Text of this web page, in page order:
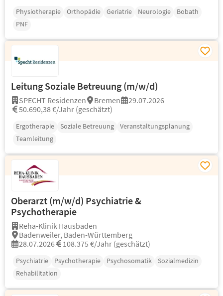
Physiotherapie Orthopädie Geriatrie Neurologie
Bobath
PNF
Leitung Soziale Betreuung (m/w/d)
SPECHT Residenzen Bremen
29.07.2026
50.690,38 €/Jahr (geschätzt)
Ergotherapie Soziale Betreuung
Veranstaltungsplanung
Teamleitung
Oberarzt (m/w/d) Psychiatrie &
Psychotherapie
Reha-Klinik Hausbaden
Badenweiler, Baden-Württemberg
28.07.2026
108.375 €/Jahr (geschätzt)
Psychiatrie Psychotherapie Psychosomatik
Sozialmedizin
Rehabilitation